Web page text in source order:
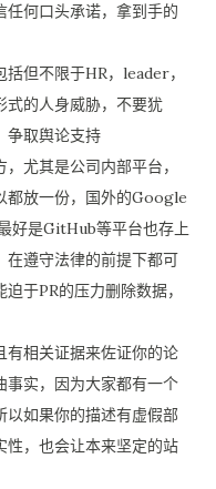
任何口头承诺，拿到手的
但不限于HR，leader，
式的人身威胁，不要犹
争取舆论支持
尤其是公司内部平台，
都放一份，国外的Google
好是GitHub等平台也存上
在遵守法律的前提下都可
于PR的压力删除数据，
有相关证据来佐证你的论
事实，因为大家都有一个
以如果你的描述有虚假部
性，也会让本来坚定的站